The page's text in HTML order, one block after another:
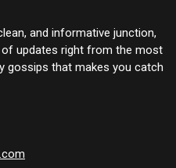
and informative junction,
of updates right from the most
gossips that makes you catch